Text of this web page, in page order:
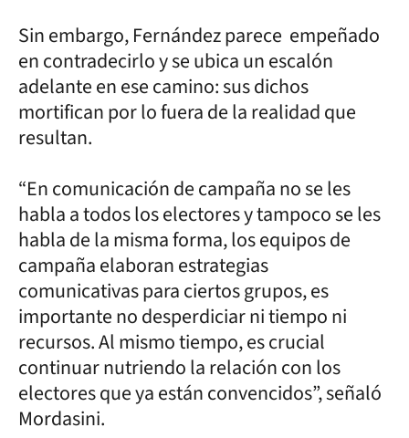
Sin embargo, Fernández parece empeñado
en contradecirlo y se ubica un escalón
adelante en ese camino: sus dichos
mortifican por lo fuera de la realidad que
resultan.
“En comunicación de campaña no se les
habla a todos los electores y tampoco se les
habla de la misma forma, los equipos de
campaña elaboran estrategias
comunicativas para ciertos grupos, es
importante no desperdiciar ni tiempo ni
recursos. Al mismo tiempo, es crucial
continuar nutriendo la relación con los
electores que ya están convencidos”, señaló
Mordasini.